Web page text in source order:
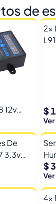
de
12v
2x
$
De
3.3v
$
4x